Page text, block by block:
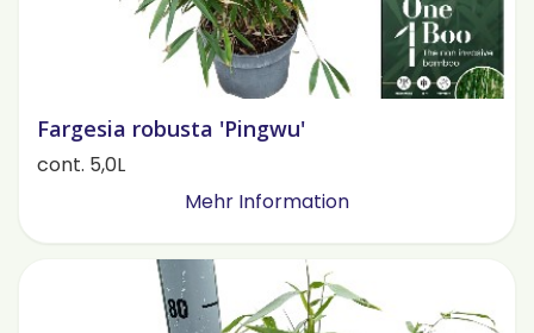
Fargesia robusta 'Pingwu'
cont. 5,0L
Mehr Information